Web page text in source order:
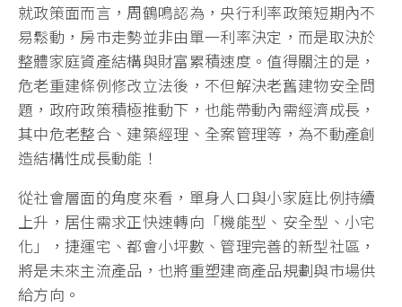
就政策面而言，周鶴鳴認為，央行利率政策短期內不
易鬆動，房市走勢並非由單一利率決定，而是取決於
整體家庭資產結構與財富累積速度。值得關注的是，
危老重建條例修改立法後，不但解決老舊建物安全問
題，政府政策積極推動下，也能帶動內需經濟成長，
其中危老整合、建築經理、全案管理等，為不動產創
造結構性成長動能！
從社會層面的角度來看，單身人口與小家庭比例持續
上升，居住需求正快速轉向「機能型、安全型、小宅
化」，捷運宅、都會小坪數、管理完善的新型社區，
將是未來主流產品，也將重塑建商產品規劃與市場供
給方向。